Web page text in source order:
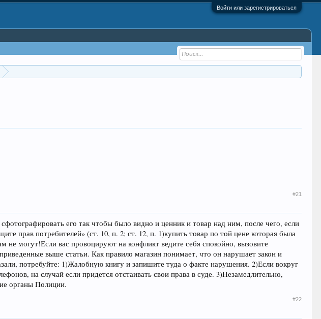
Войти или зарегистрироваться
#21
его так чтобы было видно и ценник и товар над ним, после чего, если
прав потребителей» (ст. 10, п. 2; ст. 12, п. 1)купить товар по той цене которая была
могут!Если вас провоцируют на конфликт ведите себя спокойно, вызовите
выше статьи. Как правило магазин понимает, что он нарушает закон и
потребуйте: 1)Жалобную книгу и запишите туда о факте нарушения. 2)Если вокруг
на случай если придется отстаивать свои права в суде. 3)Незамедлительно,
органы Полиции.
#22